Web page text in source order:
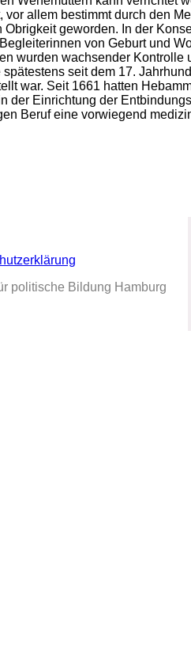
vor allem bestimmt durch den
Obrigkeit geworden. In der
von Geburt und
wurden wachsender
seit dem 17.
war. Seit 1661 hatten
der Einrichtung der
Beruf eine vorwiegend
politische Bildung Hamburg